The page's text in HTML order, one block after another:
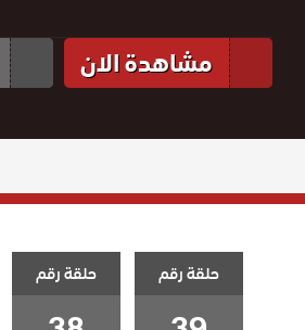
مشاهدة الان
حلقة رقم حلقة رقم